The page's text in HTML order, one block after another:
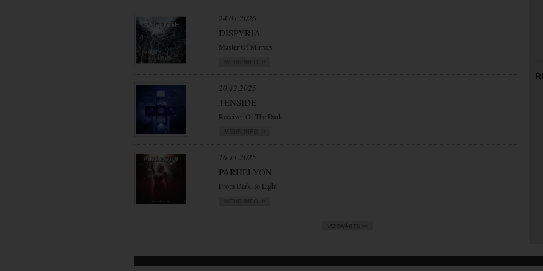
24.01.2026
DISPYRIA
Master Of Mirrors
20.12.2025
TENSIDE
Receiver Of The Dark
16.11.2025
PARHELYON
From Dark To Light